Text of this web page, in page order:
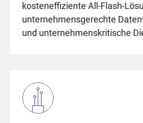
kosteneffiziente All-Flash-
unternehmensgerechte
und unternehmenskritische